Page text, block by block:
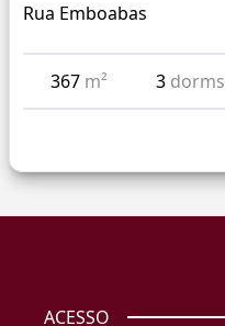
Rua Emboabas
367 m² 3 dorms
ACESSO